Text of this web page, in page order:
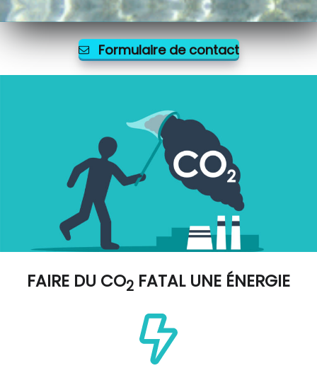
Formulaire de contact
FAIRE DU CO2 FATAL UNE ÉNERGIE